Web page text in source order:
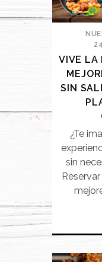
VIVE LA
SIN
¿Te
sin